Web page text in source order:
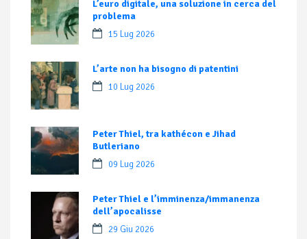
L’euro digitale, una soluzione in cerca del
problema
15 Lug 2026
L’arte non ha bisogno di patentini
10 Lug 2026
Peter Thiel, tra kathécon e Jihad
Butleriano
09 Lug 2026
Peter Thiel e l’imminenza/immanenza
dell’apocalisse
29 Giu 2026